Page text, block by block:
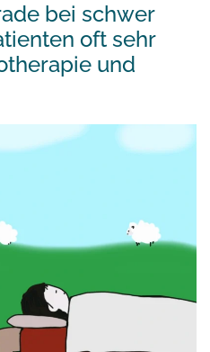
bei schwer
oft sehr
und